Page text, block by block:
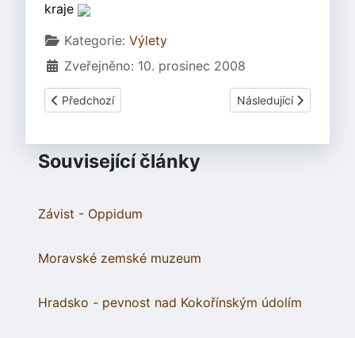
kraje
Základní údaje
Kategorie: Výlety
Zveřejněno: 10. prosinec 2008
Předchozí článek: Mšecké Žehrovice
Předchozí Další článek:
Následující
Související články
Závist - Oppidum
Moravské zemské muzeum
Hradsko - pevnost nad Kokořínským údolím